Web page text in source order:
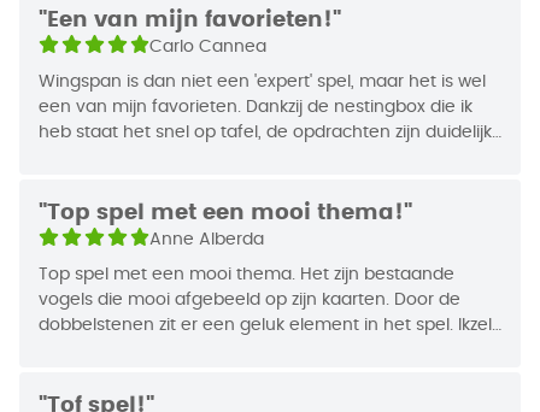
De nieuwste versie bevat eenbakje met deksel
wat nu is gemaakt van milieuvriendelijk
suikerriet – het is wit in plaats van het blauw
dat op foto's en in oudere video's te zien is, om de
groeiende verzameling vogels (actuele en nieuwe)
opnieuw te spelen.
deze krijgt een absolute 5, omdat het net dat tikkeltje
spannender is.
"Een van mijn favorieten!"
Carlo Cannea
Wingspan is dan niet een 'expert' spel, maar het is wel
een van mijn favorieten. Dankzij de nestingbox die ik
heb staat het snel op tafel, de opdrachten zijn duidelijk
"Top spel met een mooi thema!"
Anne Alberda
Top spel met een mooi thema. Het zijn bestaande
vogels die mooi afgebeeld op zijn kaarten. Door de
dobbelstenen zit er een geluk element in het spel. Ikzelf
"Tof spel!"